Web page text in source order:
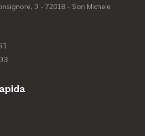
3 - 72018 - San Michele